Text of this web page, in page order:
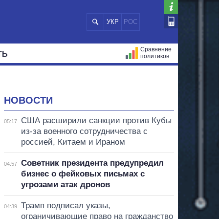
УКР РОС
Сравнение
политиков
НОВОСТИ
05:17
США расширили санкции против Кубы
из-за военного сотрудничества с
россией, Китаем и Ираном
04:57
Советник президента предупредил
бизнес о фейковых письмах с
угрозами атак дронов
04:39
Трамп подписал указы,
ограничивающие право на гражданство